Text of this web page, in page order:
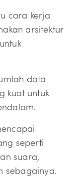
cara kerja
arsitektur
data
kuat untuk
seperti
suara,
sebagainya.